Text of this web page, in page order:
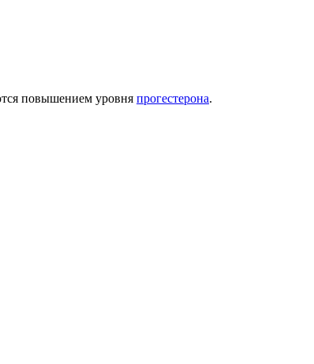
повышением уровня прогестерона.